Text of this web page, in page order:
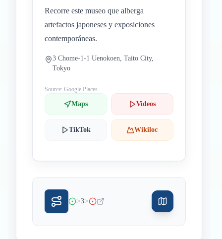
Recorre este museo que alberga
artefactos japoneses y exposiciones
contemporáneas.
3 Chome-1-1 Uenokoen, Taito City,
Tokyo
Source: Google Places
Maps Videos
TikTok Wikiloc
>3>